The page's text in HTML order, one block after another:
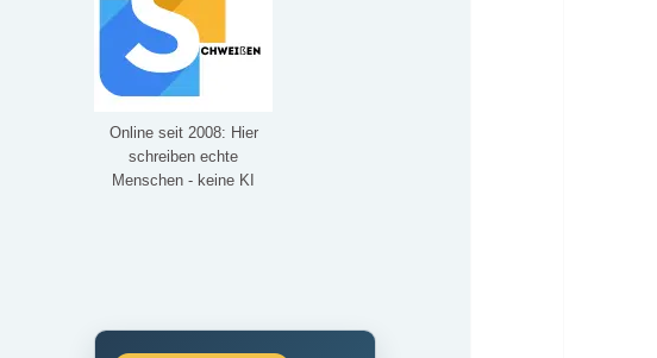
Online seit 2008: Hier
schreiben echte
Menschen - keine KI